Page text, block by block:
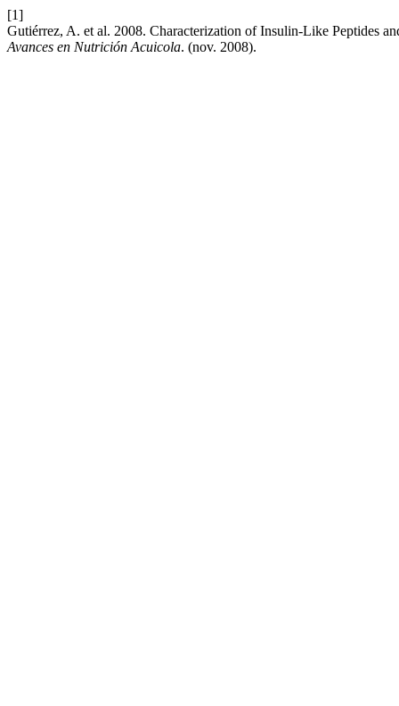
[1]
Gutiérrez, A. et al. 2008. Characterization of Insulin-Like Peptides
Avances en Nutrición Acuicola. (nov. 2008).